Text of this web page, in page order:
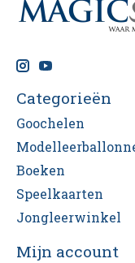
Categorieën
Goochelen
Boeken
Speelkaarten
Jongleerwinkel
Mijn account